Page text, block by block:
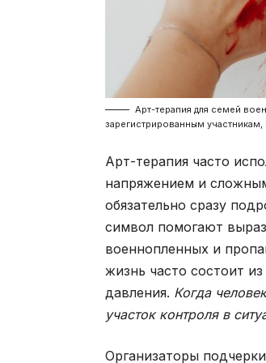
Арт-терапия для семей
зарегистрированным
Арт-терапия часто
напряжением и
обязательно сразу
символ помогают
военнопленных и
жизнь часто состоит
давления. Когда
участок контроля в
Организаторы